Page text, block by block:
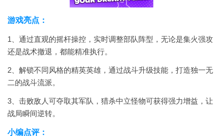
游戏亮点：
1、通过直观的摇杆操控，实时调整部队阵型，无论是集火强攻
还是战术撤退，都能精准执行。
2、解锁不同风格的精英英雄，通过战斗升级技能，打造独一无
二的战斗流派。
3、击败敌人可夺取其军队，猎杀中立怪物可获得强力增益，让
战局瞬间逆转。
小编点评：